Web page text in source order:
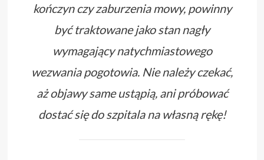
kończyn czy zaburzenia mowy, powinny
być traktowane jako stan nagły
wymagający natychmiastowego
wezwania pogotowia. Nie należy czekać,
aż objawy same ustąpią, ani próbować
dostać się do szpitala na własną rękę!